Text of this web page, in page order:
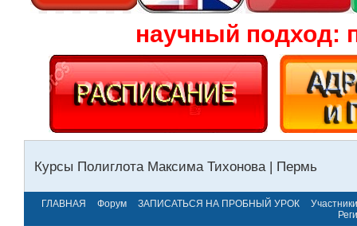
научный подход:
Курсы Полиглота Максима Тихонова | Пермь
ГЛАВНАЯ Форум ЗАПИСАТЬСЯ НА ПРОБНЫЙ УРОК
Участники